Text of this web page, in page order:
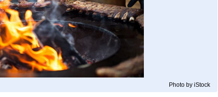
Photo by iStock